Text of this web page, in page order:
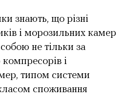
знають, що різні
і морозильних камер
не тільки за
компресорів і
типом системи
споживання